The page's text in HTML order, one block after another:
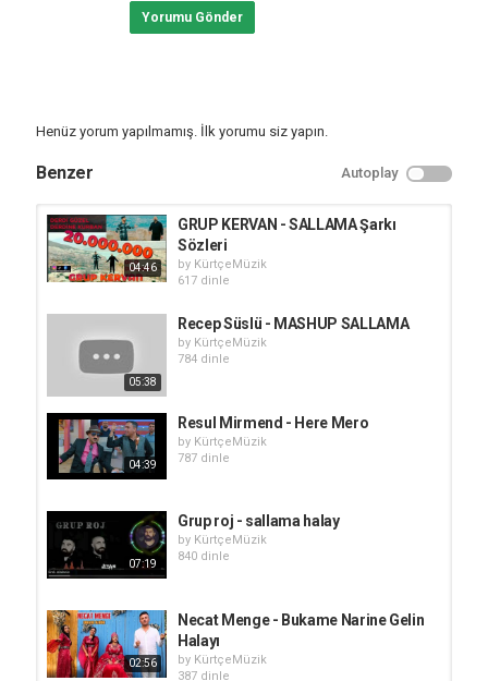
Yorumu Gönder
Henüz yorum yapılmamış. İlk yorumu siz yapın.
Benzer Autoplay
04:46
GRUP KERVAN - SALLAMA Şarkı
Sözleri
by KürtçeMüzik
617 dinle
05:38
Recep Süslü - MASHUP SALLAMA
by KürtçeMüzik
784 dinle
04:39
Resul Mirmend - Here Mero
by KürtçeMüzik
787 dinle
07:19
Grup roj - sallama halay
by KürtçeMüzik
840 dinle
02:56
Necat Menge - Bukame Narine Gelin
Halayı
by KürtçeMüzik
387 dinle